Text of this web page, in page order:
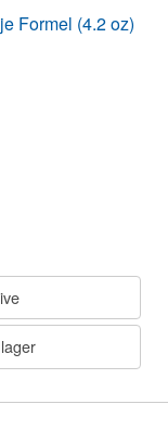
Formel (4.2 oz)